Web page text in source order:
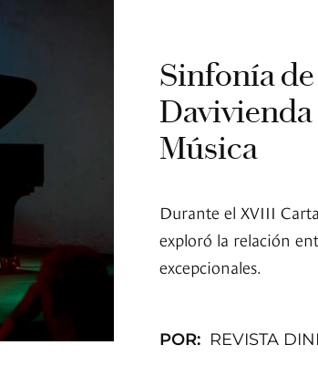
Sinfonía
Davivienda
Música
Durante el XVIII
exploró la relación
excepcionales.
POR: REVISTA